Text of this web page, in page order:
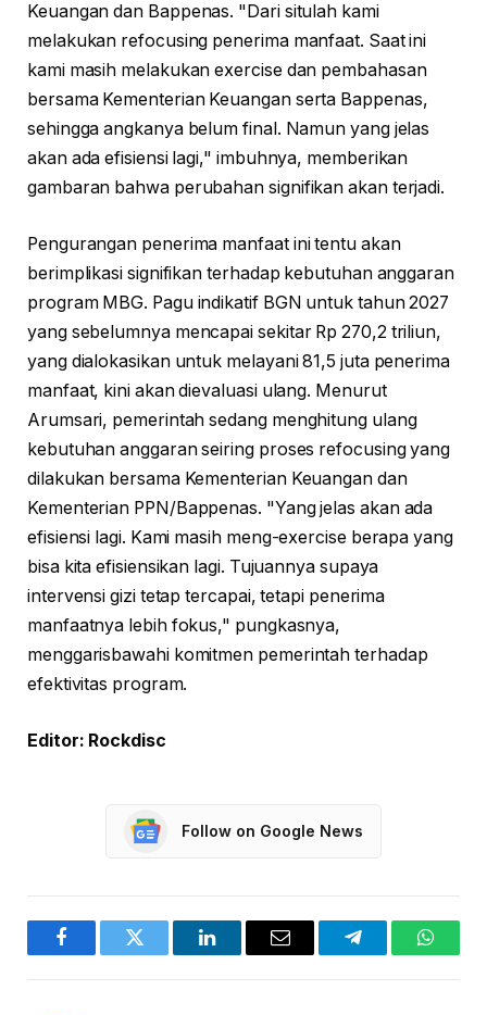
Keuangan dan Bappenas. "Dari situlah kami
melakukan refocusing penerima manfaat. Saat ini
kami masih melakukan exercise dan pembahasan
bersama Kementerian Keuangan serta Bappenas,
sehingga angkanya belum final. Namun yang jelas
akan ada efisiensi lagi," imbuhnya, memberikan
gambaran bahwa perubahan signifikan akan terjadi.
Pengurangan penerima manfaat ini tentu akan
berimplikasi signifikan terhadap kebutuhan anggaran
program MBG. Pagu indikatif BGN untuk tahun 2027
yang sebelumnya mencapai sekitar Rp 270,2 triliun,
yang dialokasikan untuk melayani 81,5 juta penerima
manfaat, kini akan dievaluasi ulang. Menurut
Arumsari, pemerintah sedang menghitung ulang
kebutuhan anggaran seiring proses refocusing yang
dilakukan bersama Kementerian Keuangan dan
Kementerian PPN/Bappenas. "Yang jelas akan ada
efisiensi lagi. Kami masih meng-exercise berapa yang
bisa kita efisiensikan lagi. Tujuannya supaya
intervensi gizi tetap tercapai, tetapi penerima
manfaatnya lebih fokus," pungkasnya,
menggarisbawahi komitmen pemerintah terhadap
efektivitas program.
Editor: Rockdisc
Follow on Google News
FacebookTwitter LinkedInEmail Telegram